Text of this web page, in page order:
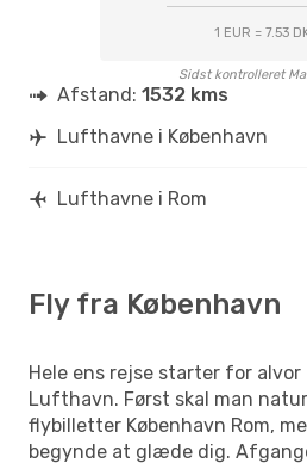
1 EUR = 7.53
Sidst kontrolleret
Afstand: 1532 kms
Lufthavne i København
Lufthavne i Rom
Fly fra København
Hele ens rejse starter for alvor
Lufthavn. Først skal man
flybilletter København Rom,
begynde at glæde dig.